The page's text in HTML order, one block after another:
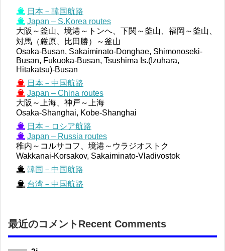
日本－韓国航路
Japan – S.Korea routes
大阪～釜山、境港～トンへ、下関～釜山、福岡～釜山、
対馬（厳原、比田勝）～釜山
Osaka-Busan, Sakaiminato-Donghae, Shimonoseki-
Busan, Fukuoka-Busan, Tsushima Is.(Izuhara,
Hitakatsu)-Busan
日本－中国航路
Japan – China routes
大阪～上海、神戸～上海
Osaka-Shanghai, Kobe-Shanghai
日本－ロシア航路
Japan – Russia routes
稚内～コルサコフ、境港～ウラジオストク
Wakkanai-Korsakov, Sakaiminato-Vladivostok
韓国－中国航路
台湾－中国航路
最近のコメントRecent Comments